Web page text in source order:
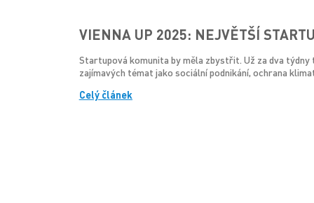
VIENNA UP 2025: NEJVĚTŠÍ
Startupová komunita by měla zbystřit. Už za dva
zajímavých témat jako sociální podnikání, ochrana
Celý článek